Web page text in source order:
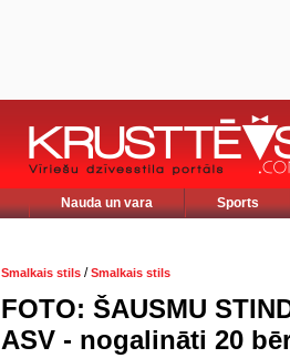
Nauda un vara Sports
Smalkais stils /Smalkais stils
FOTO: ŠAUSMU
ASV - nogalināti 20